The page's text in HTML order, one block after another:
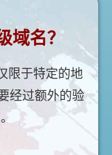
域名？
限于特定的地
经过额外的验